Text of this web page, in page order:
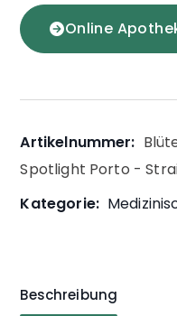
Online
Artikelnummer:
Spotlight Porto -
Kategorie:
Beschreibung